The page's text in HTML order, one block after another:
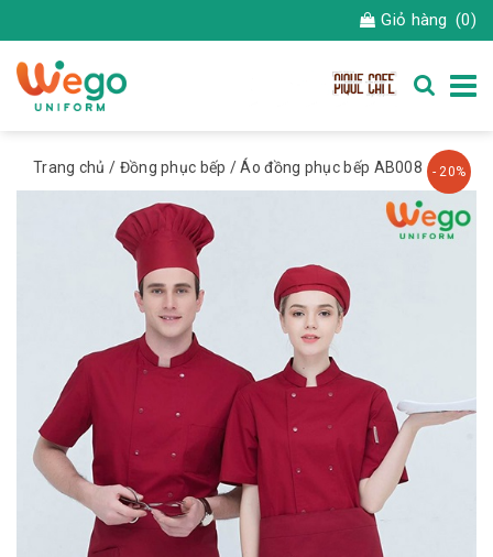
Giỏ hàng (0)
Trang chủ / Đồng phục bếp / Áo đồng phục bếp AB008 - 20%